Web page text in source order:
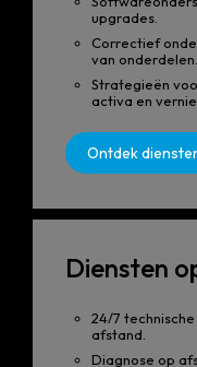
upgrades.
Correctief
van onderdelen.
Strategieën
activa en
Ontdek
Diensten
24/7
afstand.
Diagnose op